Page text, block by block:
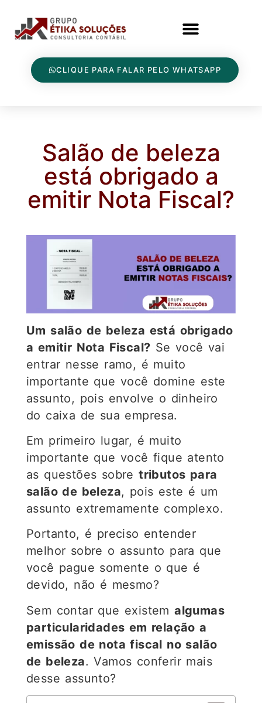
CLIQUE PARA FALAR PELO WHATSAPP
Salão de beleza
está obrigado a
emitir Nota Fiscal?
Um salão de beleza está obrigado
a emitir Nota Fiscal? Se você vai
entrar nesse ramo, é muito
importante que você domine este
assunto, pois envolve o dinheiro
do caixa de sua empresa.
Em primeiro lugar, é muito
importante que você fique atento
as questões sobretributos para
salão de beleza, pois este é um
assunto extremamente complexo.
Portanto, é preciso entender
melhor sobre o assunto para que
você pague somente o que é
devido, não é mesmo?
Sem contar que existemalgumas
particularidades em relação a
emissão de nota fiscal no salão
de beleza. Vamos conferir mais
desse assunto?